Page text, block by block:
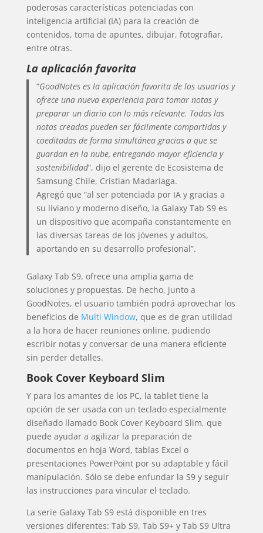
poderosas características potenciadas con
inteligencia artificial (IA) para la creación de
contenidos, toma de apuntes, dibujar, fotografiar,
entre otras.
La aplicación favorita
“GoodNotes es la aplicación favorita de los usuarios y
ofrece una nueva experiencia para tomar notas y
preparar un diario con lo más relevante. Todas las
notas creadas pueden ser fácilmente compartidas y
coeditadas de forma simultánea gracias a que se
guardan en la nube, entregando mayor eficiencia y
sostenibilidad”, dijo el gerente de Ecosistema de
Samsung Chile, Cristian Madariaga.
Agregó que “al ser potenciada por IA y gracias a
su liviano y moderno diseño, la Galaxy Tab S9 es
un dispositivo que acompaña constantemente en
las diversas tareas de los jóvenes y adultos,
aportando en su desarrollo profesional”.
Galaxy Tab S9, ofrece una amplia gama de
soluciones y propuestas. De hecho, junto a
GoodNotes, el usuario también podrá aprovechar los
beneficios de Multi Window, que es de gran utilidad
a la hora de hacer reuniones online, pudiendo
escribir notas y conversar de una manera eficiente
sin perder detalles.
Book Cover Keyboard Slim
Y para los amantes de los PC, la tablet tiene la
opción de ser usada con un teclado especialmente
diseñado llamado Book Cover Keyboard Slim, que
puede ayudar a agilizar la preparación de
documentos en hoja Word, tablas Excel o
presentaciones PowerPoint por su adaptable y fácil
manipulación. Sólo se debe enfundar la S9 y seguir
las instrucciones para vincular el teclado.
La serie Galaxy Tab S9 está disponible en tres
versiones diferentes: Tab S9, Tab S9+ y Tab S9 Ultra